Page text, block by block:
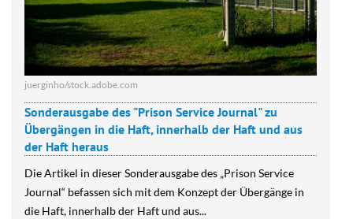
juerginho/stock.adobe.com
Sonderausgabe des "Prison Service Journal" zu
Übergängen in die Haft, innerhalb der Haft und aus
der Haft heraus
Die Artikel in dieser Sonderausgabe des „Prison Service
Journal“ befassen sich mit dem Konzept der Übergänge in
die Haft, innerhalb der Haft und aus...